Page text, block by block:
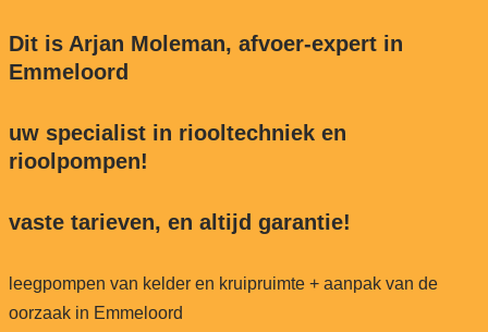
Dit is Arjan Moleman, afvoer-expert in
Emmeloord
uw specialist in riooltechniek en
rioolpompen!
vaste tarieven, en altijd garantie!
leegpompen van kelder en kruipruimte + aanpak van de
oorzaak in Emmeloord